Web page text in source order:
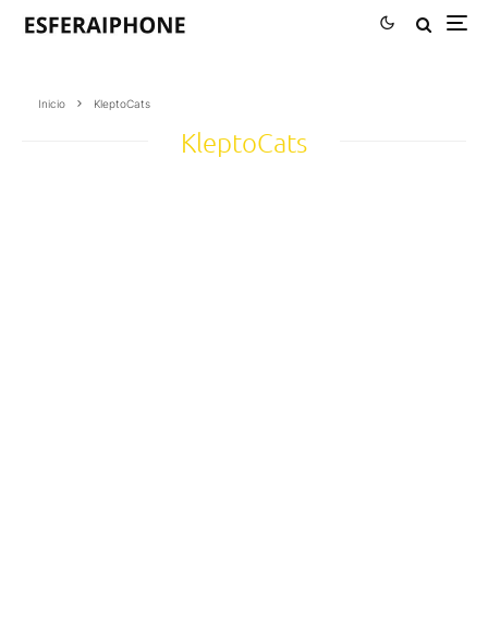
Inicio KleptoCats
KleptoCats